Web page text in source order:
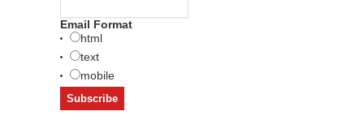
Email Format
html
text
mobile